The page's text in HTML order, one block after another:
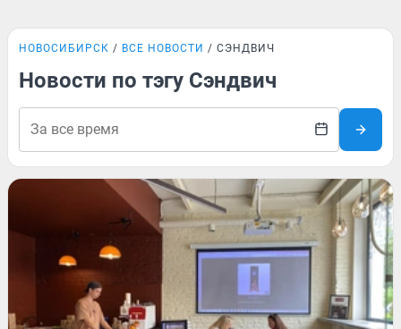
НОВОСИБИРСК ВСЕ НОВОСТИ СЭНДВИЧ
Новости по тэгу Сэндвич